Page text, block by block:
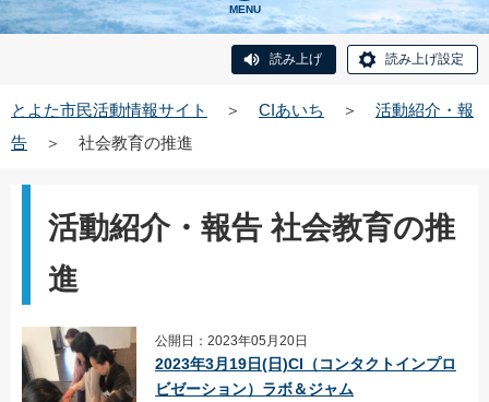
MENU
読み上げ 読み上げ設定
とよた市民活動情報サイト ＞ CIあいち ＞
活動紹介・報
告
＞ 社会教育の推進
活動紹介・報告 社会教育の推
進
公開日：2023年05月20日
2023年3月19日(日)CI（コンタクトインプロ
ビゼーション）ラボ＆ジャム